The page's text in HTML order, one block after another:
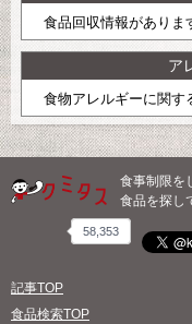
食品回収情報がありま
ア
食物アレルギーに関す
食事制限を
食品を探し
58,353
記事TOP
食品検索TOP